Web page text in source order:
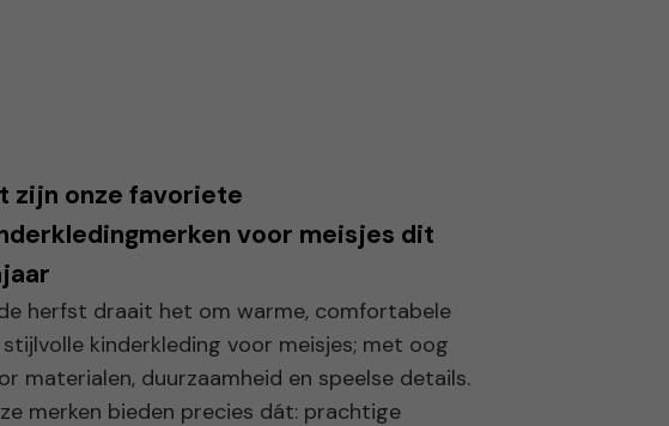
zijn onze favoriete
voor meisjes dit
herfst draait het om warme, comfortabele
stijlvolle kinderkleding voor meisjes; met oog
materialen, duurzaamheid en speelse details.
merken bieden precies dát: prachtige